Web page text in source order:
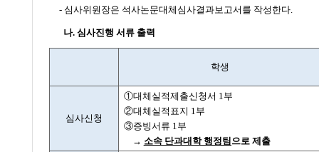
- 심사위원장은 석사논문대체심사결과보고서 를 작성한다.
나. 심사진행 서류 출력​
학생
심사신청
①대체실적제출신청서 1부
②대체실적표지 1부
③증빙서류 1부
→ 소속 단과대학 행정팀 으로 제출